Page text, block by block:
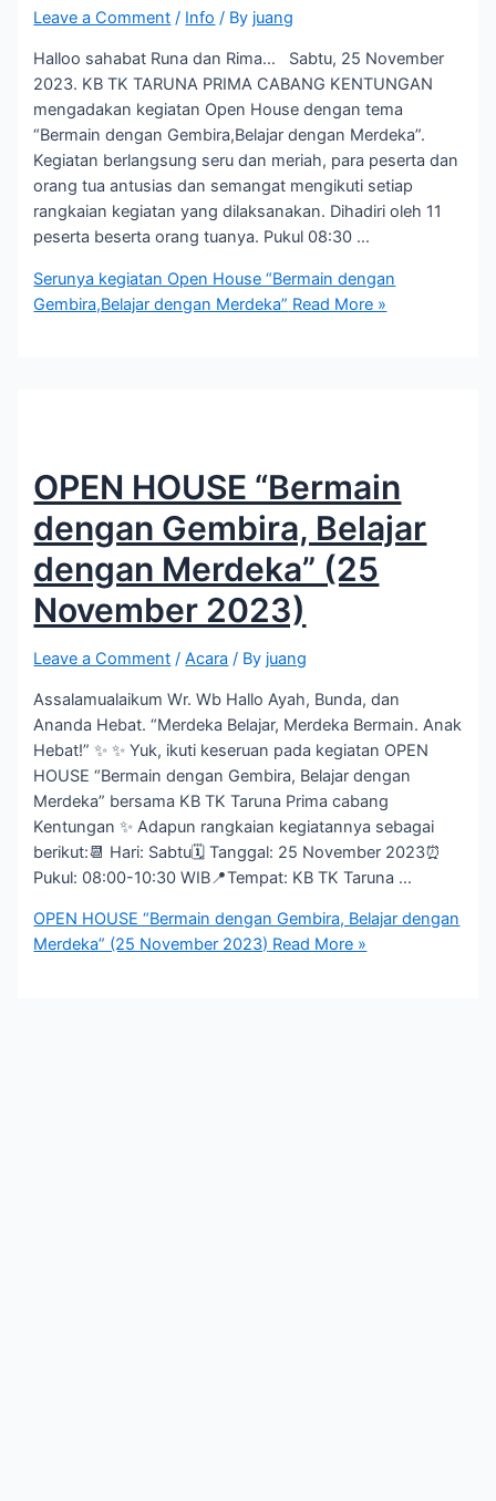
Leave a Comment / Info / By juang
Halloo sahabat Runa dan Rima… Sabtu, 25 November
2023. KB TK TARUNA PRIMA CABANG KENTUNGAN
mengadakan kegiatan Open House dengan tema
“Bermain dengan Gembira,Belajar dengan Merdeka”.
Kegiatan berlangsung seru dan meriah, para peserta dan
orang tua antusias dan semangat mengikuti setiap
rangkaian kegiatan yang dilaksanakan. Dihadiri oleh 11
peserta beserta orang tuanya. Pukul 08:30 …
Serunya kegiatan Open House “Bermain dengan
Gembira,Belajar dengan Merdeka” Read More »
OPEN HOUSE “Bermain
dengan Gembira, Belajar
dengan Merdeka” (25
November 2023)
Leave a Comment /Acara / By juang
Assalamualaikum Wr. Wb Hallo Ayah, Bunda, dan
Ananda Hebat. “Merdeka Belajar, Merdeka Bermain. Anak
Hebat!” ✨ ✨ Yuk, ikuti keseruan pada kegiatan OPEN
HOUSE “Bermain dengan Gembira, Belajar dengan
Merdeka” bersama KB TK Taruna Prima cabang
Kentungan ✨ Adapun rangkaian kegiatannya sebagai
berikut:📆 Hari: Sabtu🗓️ Tanggal: 25 November 2023⏰
Pukul: 08:00-10:30 WIB📍Tempat: KB TK Taruna …
OPEN HOUSE “Bermain dengan Gembira, Belajar dengan
Merdeka” (25 November 2023) Read More »